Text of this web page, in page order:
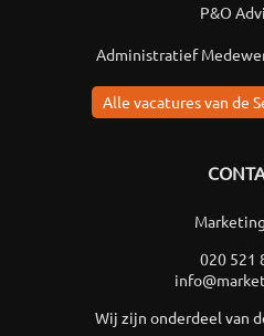
P&O
Administratief
Alle vacatures van de
020 521
Wij zijn onderdeel van